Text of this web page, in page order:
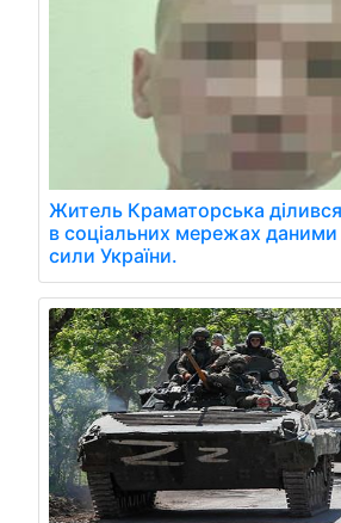
Житель Краматорська
в соціальних мережах даними
сили України.